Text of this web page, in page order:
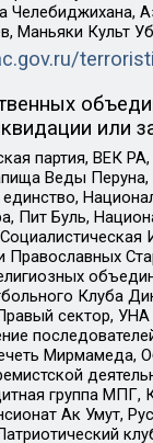
Челебиджихана,
Маньяки Культ
или
партия, ВЕК
Веды Перуна,
Пит Буль,
Православных
Клуба
сектор, УНА
Мирмамеда,
группа МПГ,
Ак Умут,